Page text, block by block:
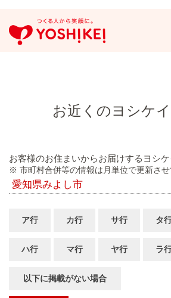
お近くのヨシケ
お客様のお住まいからお届けするヨシケ
※ 市町村合併等の情報は月単位で更新させ
愛知県みよし市
ア行 カ行 サ行 タ
ハ行 マ行 ヤ行 ラ
以下に掲載がない場合